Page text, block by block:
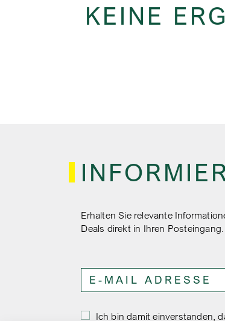
KEINE
Erhalten Sie relevante
Deals direkt in Ihren Posteingang.
Ich bin damit einverstanden,